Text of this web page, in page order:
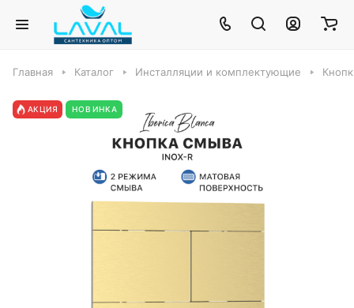
Главная Каталог Инсталляции и комплектующие
АКЦИЯ НОВИНКА